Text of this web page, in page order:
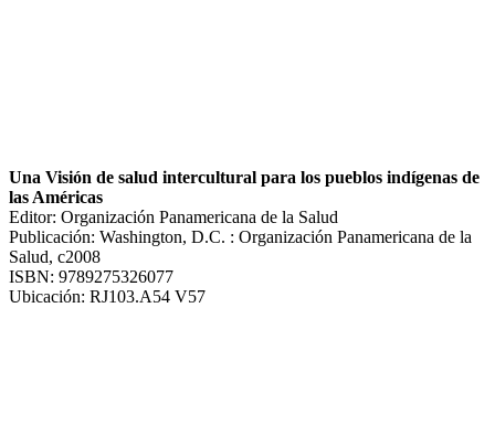
Una Visión de salud intercultural para los pueblos indígenas de
las Américas
Editor: Organización Panamericana de la Salud
Publicación: Washington, D.C. : Organización Panamericana de la
Salud, c2008
ISBN: 9789275326077
Ubicación: RJ103.A54 V57